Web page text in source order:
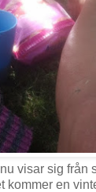
visar sig från
kommer en